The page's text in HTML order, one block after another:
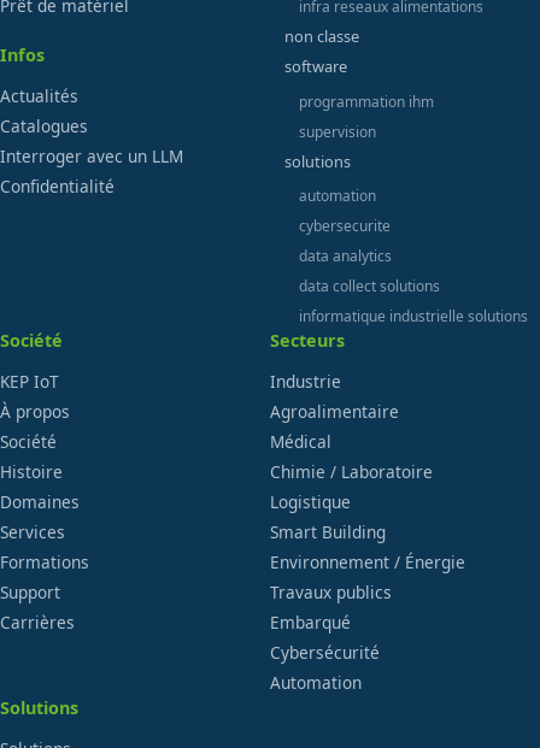
Prêt de matériel
Infos
Actualités
Catalogues
Interroger avec un LLM
Confidentialité
infra reseaux alimentations
non classe
software
programmation ihm
supervision
solutions
automation
cybersecurite
data analytics
data collect solutions
informatique industrielle solutions
Société
KEP IoT
À propos
Société
Histoire
Domaines
Services
Formations
Support
Carrières
Secteurs
Industrie
Agroalimentaire
Médical
Chimie / Laboratoire
Logistique
Smart Building
Environnement / Énergie
Travaux publics
Embarqué
Cybersécurité
Automation
Solutions